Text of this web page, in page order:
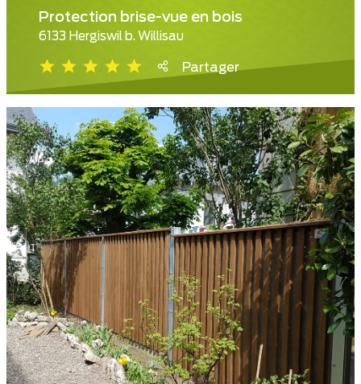
Protection brise-vue en bois
6133 Hergiswil b. Willisau
Partager